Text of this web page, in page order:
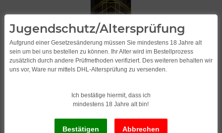
Jugendschutz/Altersprüfung
Aufgrund einer Gesetzesänderung müssen Sie mindestens 18 Jahre alt
sein um bei uns bestellen zu können. Ihr Alter wird im Bestellprozess
zusätzlich durch andere Prüfmethoden verifiziert. Des weiteren behalten wir
uns vor, Ware nur mittels DHL-Altersprüfung zu versenden.
Ich bestätige hiermit, dass ich
mindestens 18 Jahre alt bin!